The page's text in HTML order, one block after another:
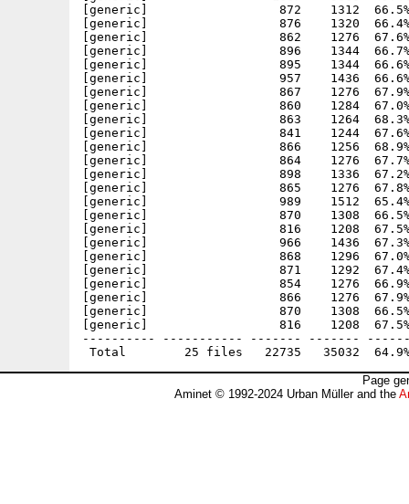
[generic]                  872    1312  66.5% -
[generic]                  876    1320  66.4% -
[generic]                  862    1276  67.6% -
[generic]                  896    1344  66.7% -
[generic]                  895    1344  66.6% -
[generic]                  957    1436  66.6% -
[generic]                  867    1276  67.9% -
[generic]                  860    1284  67.0% -
[generic]                  863    1264  68.3% -
[generic]                  841    1244  67.6% -
[generic]                  866    1256  68.9% -
[generic]                  864    1276  67.7% -
[generic]                  898    1336  67.2% -
[generic]                  865    1276  67.8% -
[generic]                  989    1512  65.4% -
[generic]                  870    1308  66.5% -
[generic]                  816    1208  67.5% -
[generic]                  966    1436  67.3% -
[generic]                  868    1296  67.0% -
[generic]                  871    1292  67.4% -
[generic]                  854    1276  66.9% -
[generic]                  866    1276  67.9% -
[generic]                  870    1308  66.5% -
[generic]                  816    1208  67.5% -
---------- ----------- ------- -------
Page
Aminet © 1992-2024 Urban Müller and the